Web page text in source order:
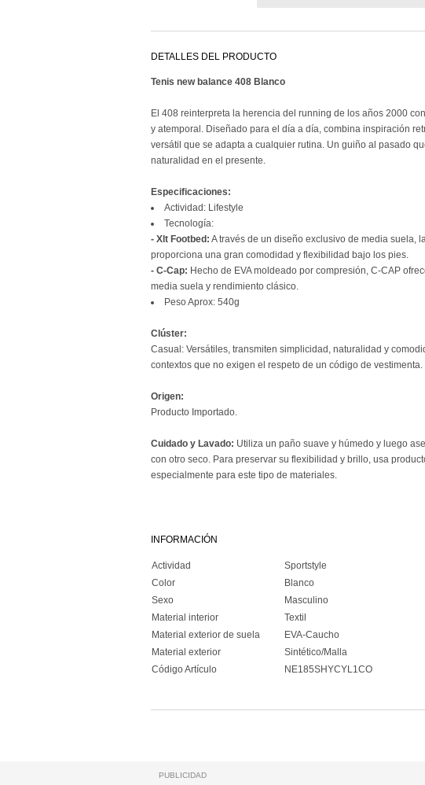
DETALLES DEL PRODUCTO
Tenis new balance 408 Blanco
El 408 reinterpreta la herencia del running de los años 2000
y atemporal. Diseñado para el día a día, combina inspiración
versátil que se adapta a cualquier rutina. Un guiño al pasado
naturalidad en el presente.
Especificaciones:
Actividad: Lifestyle
Tecnología:
- Xlt Footbed: A través de un diseño exclusivo de media suela,
proporciona una gran comodidad y flexibilidad bajo los pies.
- C-Cap: Hecho de EVA moldeado por compresión, C-CAP
media suela y rendimiento clásico.
Peso Aprox: 540g
Clúster:
Casual: Versátiles, transmiten simplicidad, naturalidad y
contextos que no exigen el respeto de un código de vestimenta.
Origen:
Producto Importado.
Cuidado y Lavado: Utiliza un paño suave y húmedo y luego
con otro seco. Para preservar su flexibilidad y brillo, usa
especialmente para este tipo de materiales.
INFORMACIÓN
Actividad
Sportstyle
Color
Blanco
Sexo
Masculino
Material interior
Textil
Material exterior de suela
EVA-Caucho
Material exterior
Sintético/Malla
Código Artículo
NE185SHYCYL1CO
PUBLICIDAD